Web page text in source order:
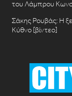
του Λάμπρου
Σάκης Ρουβάς: Η
Κύθνο [βίντεο]